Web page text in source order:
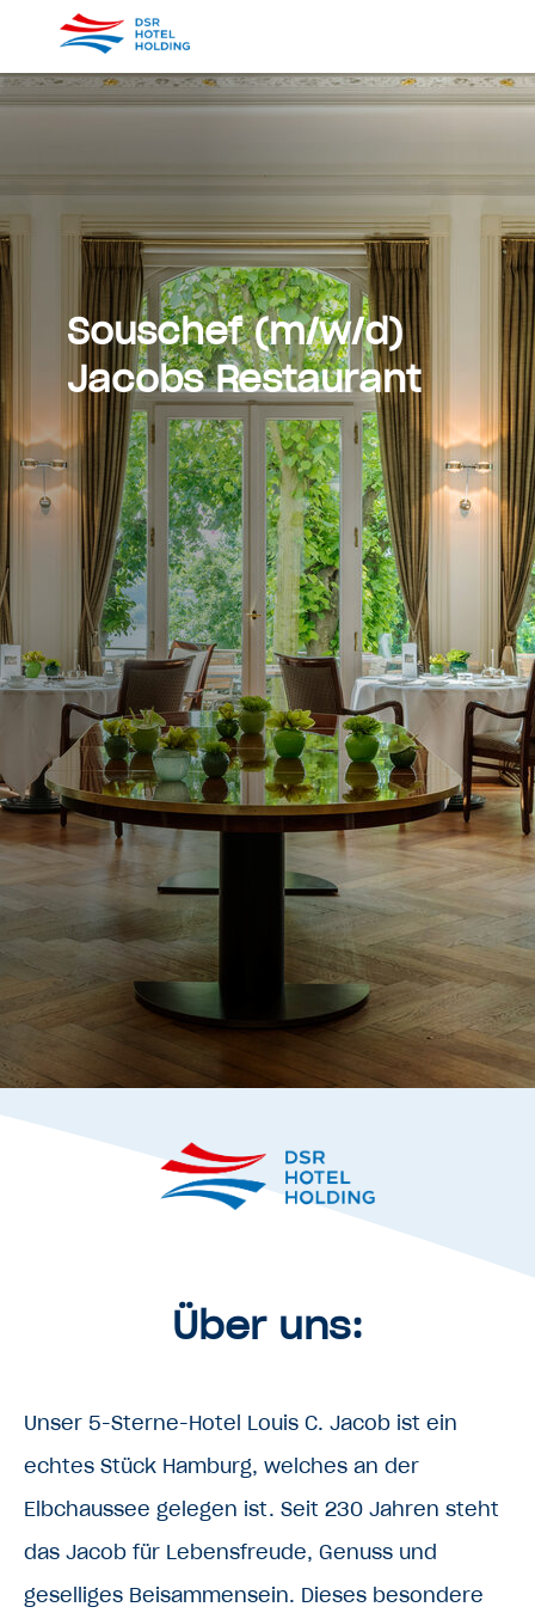
Souschef (m/w/d)
Jacobs Restaurant
Über uns:
Unser 5-Sterne-Hotel Louis C. Jacob ist ein
echtes Stück Hamburg, welches an der
Elbchaussee gelegen ist. Seit 230 Jahren steht
das Jacob für Lebensfreude, Genuss und
geselliges Beisammensein. Dieses besondere